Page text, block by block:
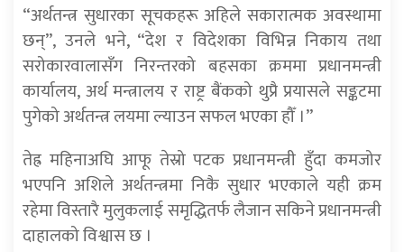
“अर्थतन्त्र सुधारका सूचकहरू अहिले सकारात्मक अवस्थामा
छन्”, उनले भने, “देश र विदेशका विभिन्न निकाय तथा
सरोकारवालासँग निरन्तरको बहसका क्रममा प्रधानमन्त्री
कार्यालय, अर्थ मन्त्रालय र राष्ट्र बैंकको थुप्रै प्रयासले सङ्कटमा
पुगेको अर्थतन्त्र लयमा ल्याउन सफल भएका हौँ ।”
तेह्र महिनाअघि आफू तेस्रो पटक प्रधानमन्त्री हुँदा कमजोर
भएपनि अशिले अर्थतन्त्रमा निकै सुधार भएकाले यही क्रम
रहेमा विस्तारै मुलुकलाई समृद्धितर्फ लैजान सकिने प्रधानमन्त्री
दाहालको विश्वास छ ।